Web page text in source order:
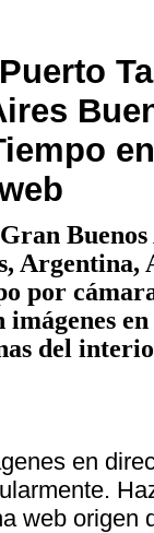
Argentina,
por
imágenes
del
en
web origen